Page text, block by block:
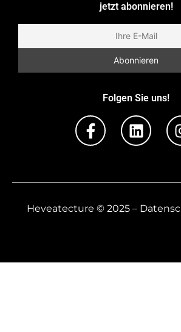
jetzt abonnieren!
Folgen Sie uns!
Heveatecture © 2025 –